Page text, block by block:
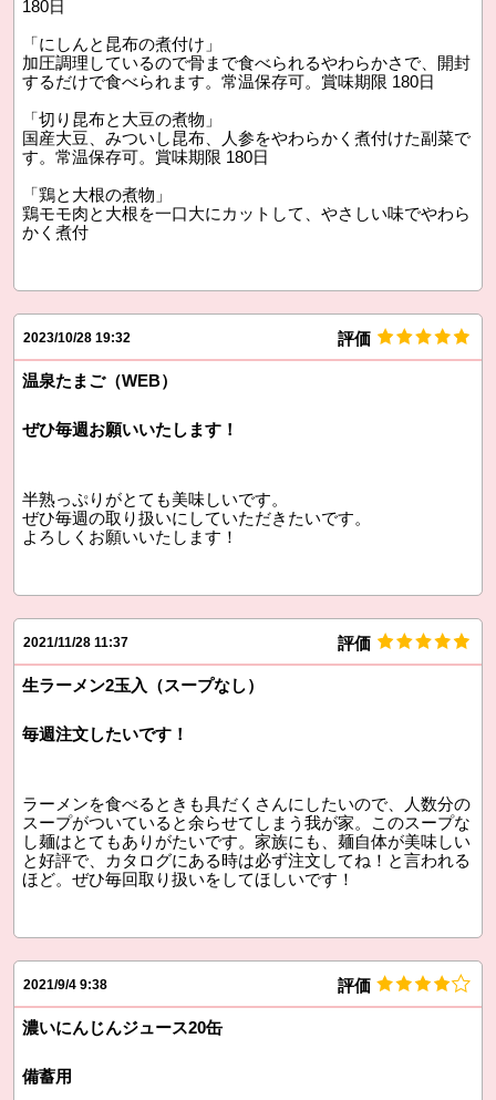
180日
「にしんと昆布の煮付け」
加圧調理しているので骨まで食べられるやわらかさで、開封
するだけで食べられます。常温保存可。賞味期限 180日
「切り昆布と大豆の煮物」
国産大豆、みついし昆布、人参をやわらかく煮付けた副菜で
す。常温保存可。賞味期限 180日
「鶏と大根の煮物」
鶏モモ肉と大根を一口大にカットして、やさしい味でやわら
かく煮付
2023/10/28 19:32 評価
温泉たまご（WEB）
ぜひ毎週お願いいたします！
半熟っぷりがとても美味しいです。
ぜひ毎週の取り扱いにしていただきたいです。
よろしくお願いいたします！
2021/11/28 11:37 評価
生ラーメン2玉入（スープなし）
毎週注文したいです！
ラーメンを食べるときも具だくさんにしたいので、人数分の
スープがついていると余らせてしまう我が家。このスープな
し麺はとてもありがたいです。家族にも、麺自体が美味しい
と好評で、カタログにある時は必ず注文してね！と言われる
ほど。ぜひ毎回取り扱いをしてほしいです！
2021/9/4 9:38 評価
濃いにんじんジュース20缶
備蓄用